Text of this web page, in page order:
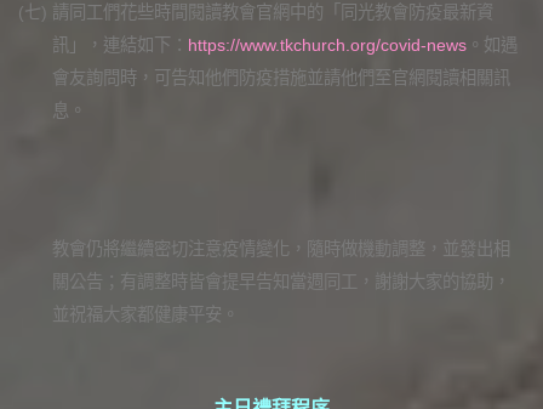
(七) 請同工們花些時間閱讀教會官網中的「同光教會防疫最新資
訊」，連結如下： https://www.tkchurch.org/covid-news 。如遇
會友詢問時，可告知他們防疫措施並請他們至官網閱讀相關訊
息。
教會仍將繼續密切注意疫情變化，隨時做機動調整，並發出相
關公告；有調整時皆會提早告知當週同工，謝謝大家的協助，
並祝福大家都健康平安。